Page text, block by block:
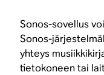
Sonos-sovellus
Sonos-
yhteys
tietokoneen tai